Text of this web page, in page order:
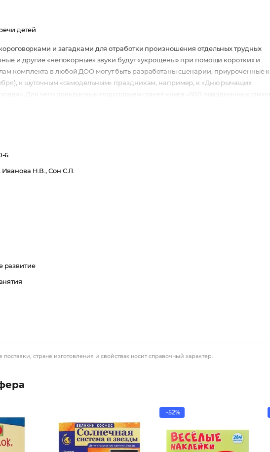
детей
и загадками для отработки произношения отдельных трудных
и другие «непокорные» звуки будут «укрощены» при помощи коротких и
комплекта в любой ДОО могут быть разработаны сценарии, приуроченные к
к шуточным «самодельным» праздникам, например, к «Дню рычащих
Для чего прекрасным подспорьем станет книга «500 праздничных стихов
6
Н.В., Сон С.Л.
развитие
стране изготовления и свойствах носит справочный характер.
-52%